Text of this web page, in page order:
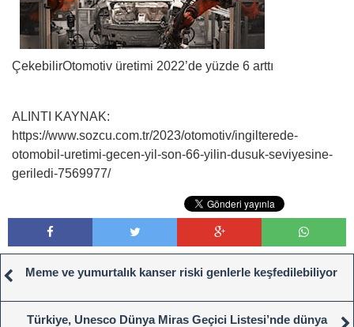
ÇekebilirOtomotiv üretimi 2022’de yüzde 6 arttı
ALINTI KAYNAK:
https://www.sozcu.com.tr/2023/otomotiv/ingilterede-
otomobil-uretimi-gecen-yil-son-66-yilin-dusuk-seviyesine-
geriledi-7569977/
Meme ve yumurtalık kanser riski genlerle keşfedilebiliyor
Türkiye, Unesco Dünya Miras Geçici Listesi’nde dünya